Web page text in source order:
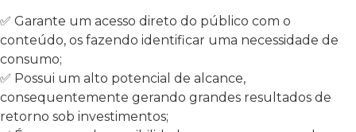
✅ Garante um acesso direto do público com o
conteúdo, os fazendo identificar uma necessidade de
consumo;
✅ Possui um alto potencial de alcance,
consequentemente gerando grandes resultados de
retorno sob investimentos;